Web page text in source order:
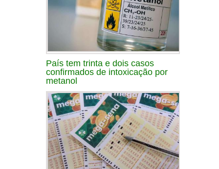
País tem trinta e dois casos
confirmados de intoxicação por
metanol